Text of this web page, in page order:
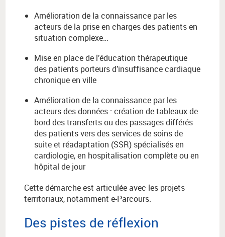
Amélioration de la connaissance par les
acteurs de la prise en charges des patients en
situation complexe…
Mise en place de l’éducation thérapeutique
des patients porteurs d’insuffisance cardiaque
chronique en ville
Amélioration de la connaissance par les
acteurs des données : création de tableaux de
bord des transferts ou des passages différés
des patients vers des services de soins de
suite et réadaptation (SSR) spécialisés en
cardiologie, en hospitalisation complète ou en
hôpital de jour
Cette démarche est articulée avec les projets
territoriaux, notamment e-Parcours.
Des pistes de réflexion